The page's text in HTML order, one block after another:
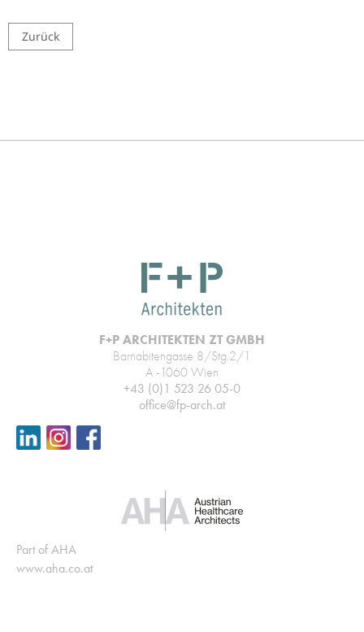
Zurück
F+P ARCHITEKTEN ZT GMBH
Barnabitengasse 8/Stg.2/1
A -1060 Wien
+43 (0)1 523 26 05-0
office@fp-arch.at
Part of AHA
www.aha.co.at